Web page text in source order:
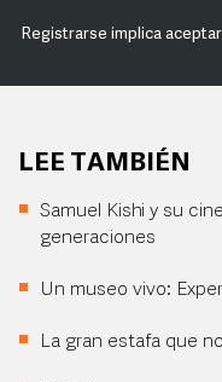
Registrarse implica
LEE TAMBIÉN
Samuel Kishi y su
generaciones
Un museo vivo:
La gran estafa que